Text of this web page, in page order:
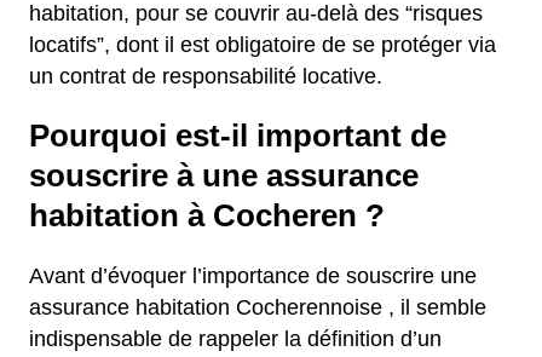
habitation, pour se couvrir au-delà des “risques
locatifs”, dont il est obligatoire de se protéger via
un contrat de responsabilité locative.
Pourquoi est-il important de
souscrire à une assurance
habitation à Cocheren ?
Avant d’évoquer l’importance de souscrire une
assurance habitation Cocherennoise , il semble
indispensable de rappeler la définition d’un